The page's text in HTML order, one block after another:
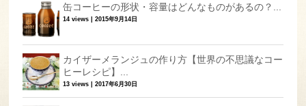
缶コーヒーの形状・容量はどんなものがあるの？...
14 views |2015年9月14日
カイザーメランジュの作り方【世界の不思議なコー
ヒーレシピ】...
13 views |2017年6月30日